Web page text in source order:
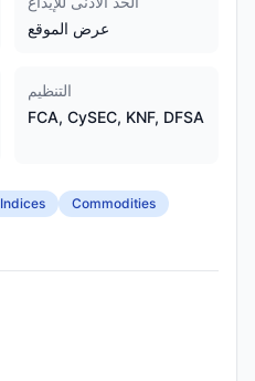
عرض الموقع
التنظيم
FCA, CySEC, KNF, DFSA
Indices
Commodities